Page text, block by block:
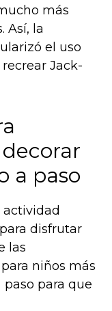
más
Así, la
el uso
Jack-
a paso
actividad
disfrutar
las
niños más
paso para que